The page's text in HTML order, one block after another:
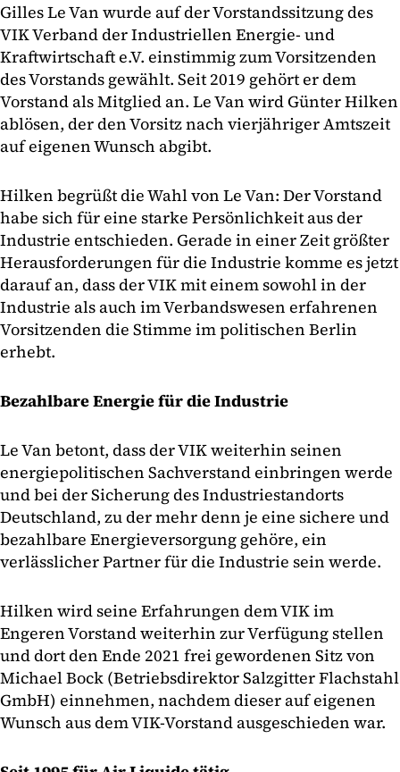
Gilles Le Van wurde auf der Vorstandssitzung des
VIK Verband der Industriellen Energie- und
Kraftwirtschaft e.V. einstimmig zum Vorsitzenden
des Vorstands gewählt. Seit 2019 gehört er dem
Vorstand als Mitglied an. Le Van wird Günter Hilken
ablösen, der den Vorsitz nach vierjähriger Amtszeit
auf eigenen Wunsch abgibt.
Hilken begrüßt die Wahl von Le Van: Der Vorstand
habe sich für eine starke Persönlichkeit aus der
Industrie entschieden. Gerade in einer Zeit größter
Herausforderungen für die Industrie komme es jetzt
darauf an, dass der VIK mit einem sowohl in der
Industrie als auch im Verbandswesen erfahrenen
Vorsitzenden die Stimme im politischen Berlin
erhebt.
Bezahlbare Energie für die Industrie
Le Van betont, dass der VIK weiterhin seinen
energiepolitischen Sachverstand einbringen werde
und bei der Sicherung des Industriestandorts
Deutschland, zu der mehr denn je eine sichere und
bezahlbare Energieversorgung gehöre, ein
verlässlicher Partner für die Industrie sein werde.
Hilken wird seine Erfahrungen dem VIK im
Engeren Vorstand weiterhin zur Verfügung stellen
und dort den Ende 2021 frei gewordenen Sitz von
Michael Bock (Betriebsdirektor Salzgitter Flachstahl
GmbH) einnehmen, nachdem dieser auf eigenen
Wunsch aus dem VIK-Vorstand ausgeschieden war.